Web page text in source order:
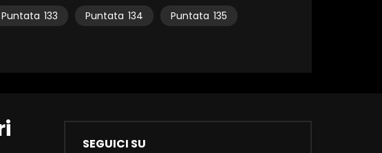
Puntata 133 Puntata 134 Puntata 135
SEGUICI SU